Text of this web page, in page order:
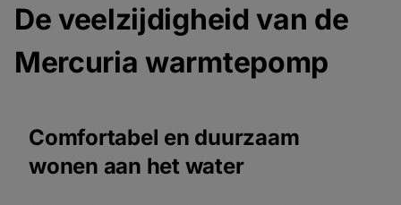
De veelzijdigheid van de
Mercuria warmtepomp
Comfortabel en duurzaam
wonen aan het water